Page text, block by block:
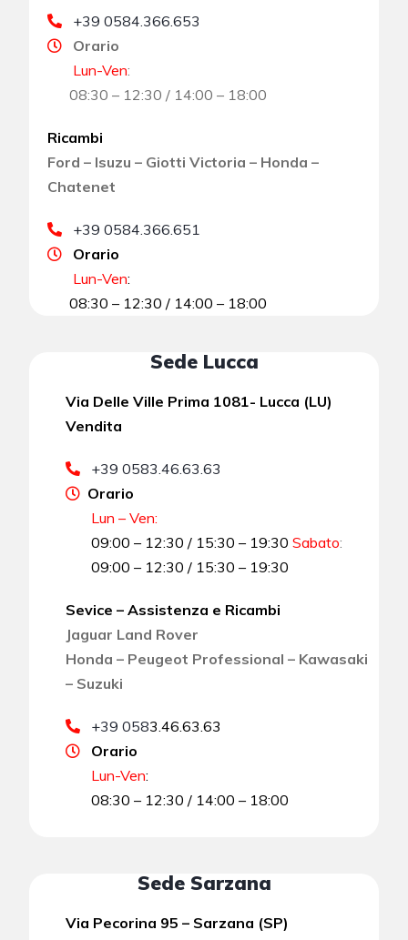
+39 0584.366.653
Orario
Lun-Ven:
08:30 – 12:30 / 14:00 – 18:00
Ricambi
Ford – Isuzu – Giotti Victoria – Honda –
Chatenet
+39 0584.366.651
Orario
Lun-Ven:
08:30 – 12:30 / 14:00 – 18:00
Sede Lucca
Via Delle Ville Prima 1081- Lucca (LU)
Vendita
+39 0583.46.63.63
Orario
Lun – Ven:
09:00 – 12:30 / 15:30 – 19:30 Sabato:
09:00 – 12:30 / 15:30 – 19:30
Sevice – Assistenza e Ricambi
Jaguar Land Rover
Honda – Peugeot Professional – Kawasaki
– Suzuki
+39 0583.46.63.63
Orario
Lun-Ven:
08:30 – 12:30 / 14:00 – 18:00
Sede Sarzana
Via Pecorina 95 – Sarzana (SP)